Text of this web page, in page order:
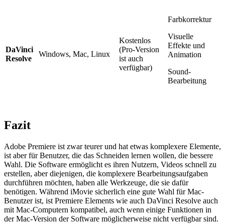
DaVinci
Resolve
Windows, Mac, Linux
Kostenlos
(Pro-Version
ist auch
verfügbar)
Farbkorrektur
Visuelle
Effekte und
Animation
Sound-
Bearbeitung
Fazit
Adobe Premiere ist zwar teurer und hat etwas komplexere Elemente,
ist aber für Benutzer, die das Schneiden lernen wollen, die bessere
Wahl. Die Software ermöglicht es ihren Nutzern, Videos schnell zu
erstellen, aber diejenigen, die komplexere Bearbeitungsaufgaben
durchführen möchten, haben alle Werkzeuge, die sie dafür
benötigen. Während iMovie sicherlich eine gute Wahl für Mac-
Benutzer ist, ist Premiere Elements wie auch DaVinci Resolve auch
mit Mac-Computern kompatibel, auch wenn einige Funktionen in
der Mac-Version der Software möglicherweise nicht verfügbar sind.